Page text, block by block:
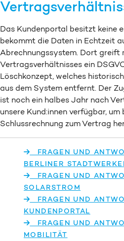
Das Kundenportal besitzt keine
bekommt die Daten in Echtzeit
Abrechnungssystem. Dort greift
Vertragsverhältnisses ein
Löschkonzept, welches
aus dem System entfernt. Der
ist noch ein halbes Jahr nach
unsere Kund:innen verfügbar,
Schlussrechnung zum Vertrag
FRAGEN UND
BERLINER
FRAGEN UND
SOLARSTROM
FRAGEN UND
KUNDENPORTAL
FRAGEN UND
MOBILITÄT